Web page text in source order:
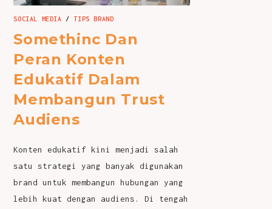
SOCIAL MEDIA / TIPS BRAND
Somethinc Dan
Peran Konten
Edukatif Dalam
Membangun Trust
Audiens
Konten edukatif kini menjadi salah
satu strategi yang banyak digunakan
brand untuk membangun hubungan yang
lebih kuat dengan audiens. Di tengah